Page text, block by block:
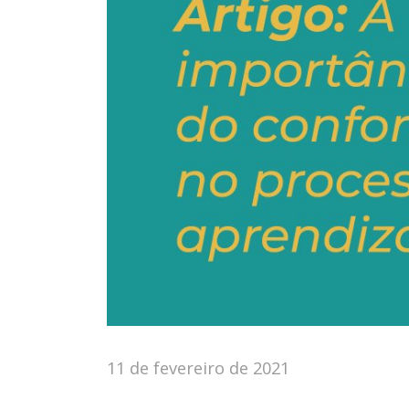
11 de fevereiro de 2021